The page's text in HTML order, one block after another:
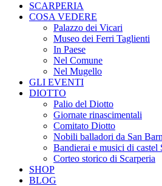
SCARPERIA
COSA VEDERE
Palazzo dei Vicari
Museo dei Ferri Taglienti
In Paese
Nel Comune
Nel Mugello
GLI EVENTI
DIOTTO
Palio del Diotto
Giornate rinascimentali
Comitato Diotto
Nobili balladori da San
Bandierai e musici di castel
Corteo storico di Scarperia
SHOP
BLOG